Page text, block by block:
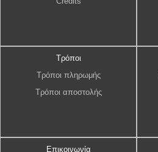
Τρόποι
Τρόποι πληρωμής
Τρόποι αποστολής
Επικοινωνία